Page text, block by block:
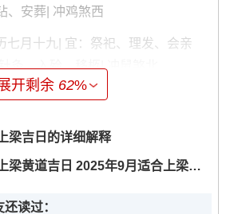
、安葬| 冲鸡煞西
七月十九| 宜：祭祀、理发、会亲
灸、入殓、移柩| 冲鼠煞北
七月二十| 宜:祭祀、立碑、修坟、启
七月廿三| 宜：嫁娶、祭祀、塑绘、
开剩余 62%
梁吉日的详细解释
道吉日 2025年9月适合上梁的黄道吉日有哪些
读过：